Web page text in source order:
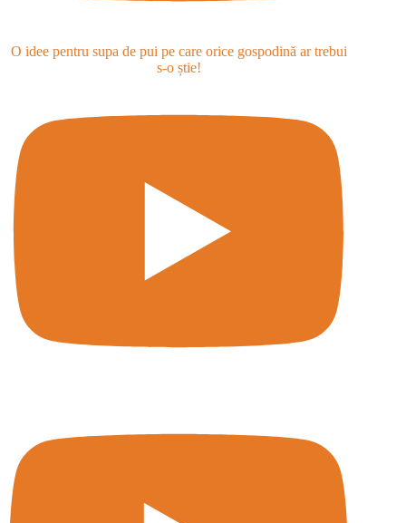
O idee pentru supa de pui pe care orice gospodină ar trebui
s-o știe!